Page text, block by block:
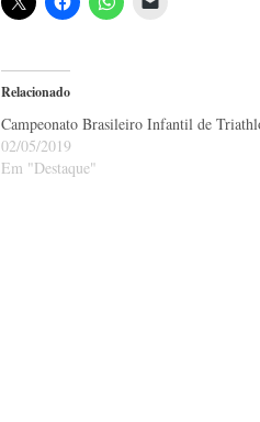
Relacionado
Campeonato Brasileiro Infantil de
02/05/2019
Em "Destaque"